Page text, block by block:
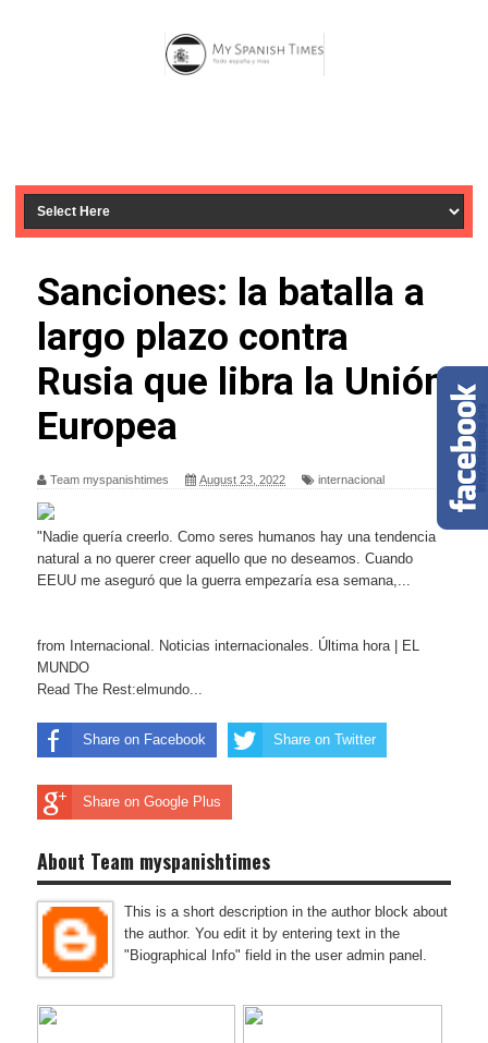
Sanciones: la batalla a
largo plazo contra
Rusia que libra la Unión
Europea
Team myspanishtimes August 23, 2022 internacional
"Nadie quería creerlo. Como seres humanos hay una tendencia
natural a no querer creer aquello que no deseamos. Cuando
EEUU me aseguró que la guerra empezaría esa semana,...
from Internacional. Noticias internacionales. Última hora | EL
MUNDO
Read The Rest:elmundo...
Share on Facebook Share on Twitter
Share on Google Plus
About Team myspanishtimes
This is a short description in the author block about
the author. You edit it by entering text in the
"Biographical Info" field in the user admin panel.